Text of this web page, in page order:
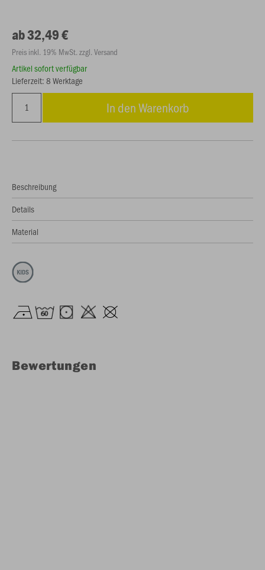
ab 32,49 €
Preis inkl. 19% MwSt. zzgl. Versand
Artikel sofort verfügbar
Lieferzeit: 8 Werktage
In den Warenkorb
Beschreibung
Details
Material
Bewertungen